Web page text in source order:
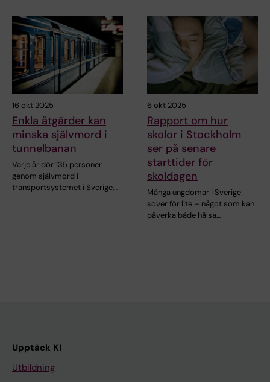
16 okt 2025
Enkla åtgärder kan
minska självmord i
tunnelbanan
Varje år dör 135 personer
genom självmord i
transportsystemet i Sverige,…
6 okt 2025
Rapport om hur
skolor i Stockholm
ser på senare
starttider för
skoldagen
Många ungdomar i Sverige
sover för lite – något som kan
påverka både hälsa…
Upptäck KI
Utbildning